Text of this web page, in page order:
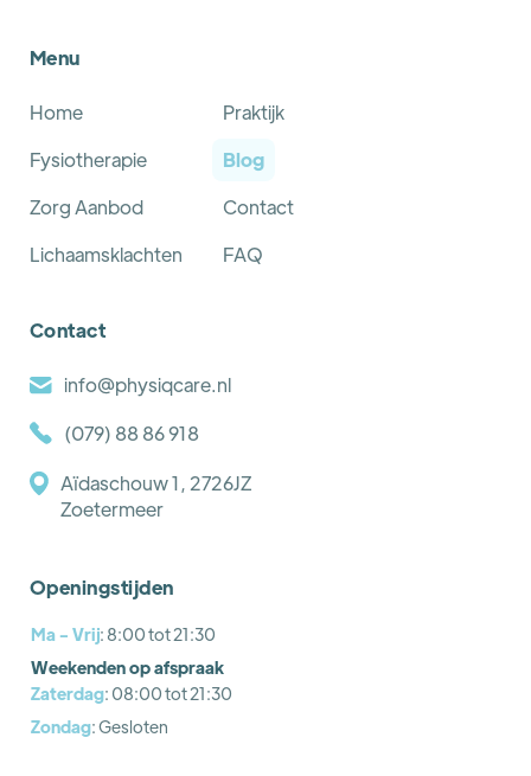
Menu
Home
Fysiotherapie
Zorg Aanbod
Lichaamsklachten
Praktijk
Blog
Contact
FAQ
Contact
info@physiqcare.nl
(079) 88 86 918
Aïdaschouw 1, 2726JZ
Zoetermeer
Openingstijden
Ma - Vrij: 8:00 tot 21:30
Weekenden op afspraak
Zaterdag: 08:00 tot 21:30
Zondag: Gesloten